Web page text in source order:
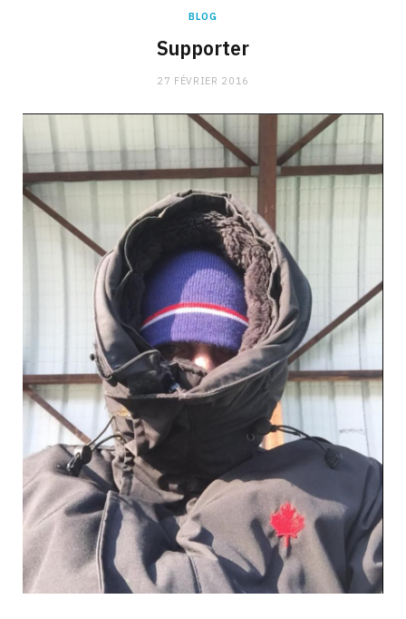
BLOG
Supporter
27 FÉVRIER 2016